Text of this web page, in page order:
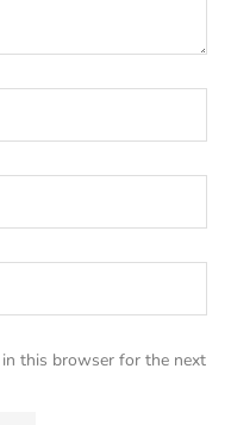
in this browser for the next